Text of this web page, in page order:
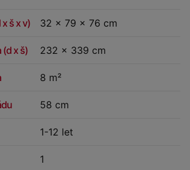
š x v) 32 x 79 x 76 cm
(d x š) 232 x 339 cm
8 m²
58 cm
1-12 let
1